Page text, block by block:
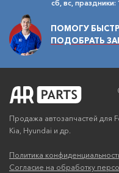
сб, вс, праздники:
ПОМОГУ
ПОДОБРАТЬ
Продажа автозапчастей для
Kia, Hyundai и др.
Политика
Согласие на обработку